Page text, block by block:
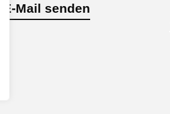
E-Mail senden